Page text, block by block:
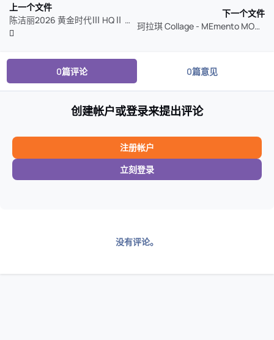
上一个文件
陈洁丽2026 黄金时代Ⅲ HQⅡ 头版限量编号 MQACD WAV 分轨
下一个文件
珂拉琪 Collage - MEmento MORI (2021)
0篇评论 0篇意见
创建帐户或登录来提出评论
注册帐户
立刻登录
没有评论。